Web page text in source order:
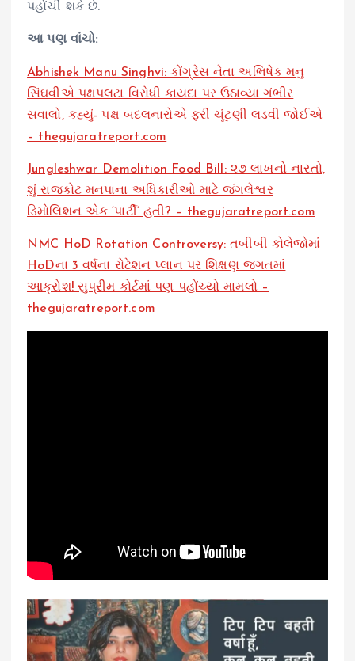
પહોંચી શકે છે.
આ પણ વાંચો:
Abhishek Manu Singhvi: કોંગ્રેસ નેતા અભિષેક મનુ
સિંઘવીએ પક્ષપલટા વિરોધી કાયદા પર ઉઠાવ્યા ગંભીર
સવાલો, કહ્યું- પક્ષ બદલનારોએ ફરી ચૂંટણી લડવી જોઈએ
– thegujaratreport.com
Jungleshwar Demolition Food Bill: ૨૭ લાખનો નાસ્તો,
શું રાજકોટ મનપાના અધિકારીઓ માટે જંગલેશ્વર
ડિમોલિશન એક ‘પાર્ટી’ હતી? – thegujaratreport.com
NMC HoD Rotation Controversy: તબીબી કોલેજોમાં
HoDના 3 વર્ષના રોટેશન પ્લાન પર શિક્ષણ જગતમાં
આક્રોશ! સુપ્રીમ કોર્ટમાં પણ પહોંચ્યો મામલો –
thegujaratreport.com